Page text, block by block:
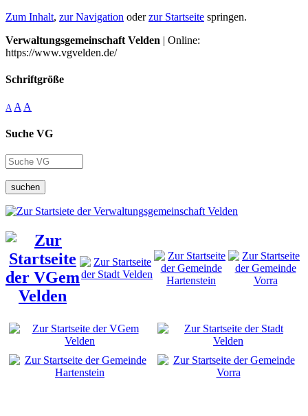
Zum Inhalt, zur Navigation oderzur Startseite springen.
Verwaltungsgemeinschaft Velden | Online:
https://www.vgvelden.de/
Schriftgröße
A A A
Suche VG
suchen